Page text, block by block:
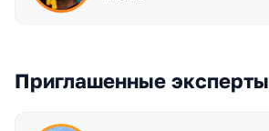
Приглашенные эксперты